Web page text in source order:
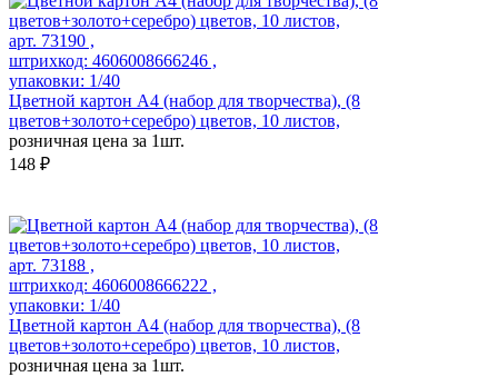
арт. 73190 ,
штрихкод: 4606008666246 ,
упаковки: 1/40
Цветной картон А4 (набор для творчества), (8
цветов+золото+серебро) цветов, 10 листов,
розничная цена за 1шт.
148 ₽
арт. 73188 ,
штрихкод: 4606008666222 ,
упаковки: 1/40
Цветной картон А4 (набор для творчества), (8
цветов+золото+серебро) цветов, 10 листов,
розничная цена за 1шт.